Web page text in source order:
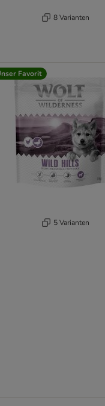
8 Varianten
Favorit
5 Varianten